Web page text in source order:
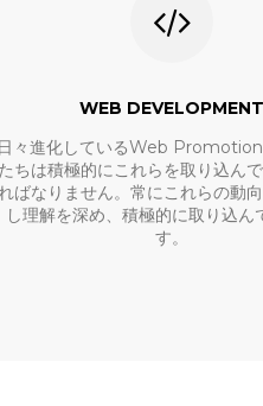
WEB DEVELOPMENT
日々進化しているWeb
たちは積極的にこれらを取り込ん
ばなりません。常にこれらの動
し理解を深め、積極的に取り込ん
す。